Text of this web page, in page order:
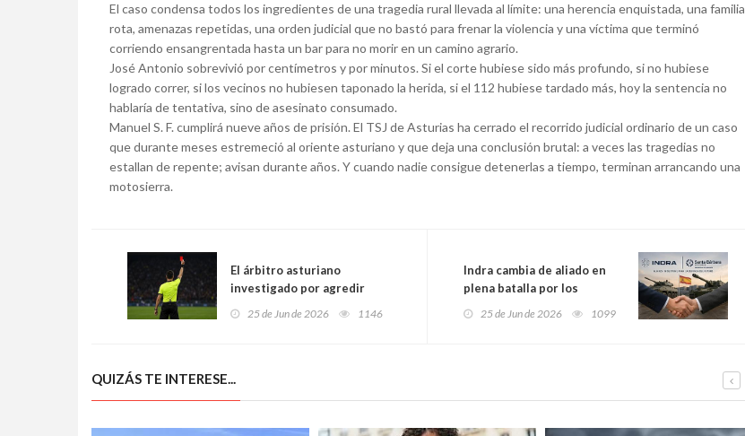
El caso condensa todos los ingredientes de una tragedia rural llevada al límite: una herencia enquistada, una familia
rota, amenazas repetidas, una orden judicial que no bastó para frenar la violencia y una víctima que terminó
corriendo ensangrentada hasta un bar para no morir en un camino agrario.
José Antonio sobrevivió por centímetros y por minutos. Si el corte hubiese sido más profundo, si no hubiese
logrado correr, si los vecinos no hubiesen taponado la herida, si el 112 hubiese tardado más, hoy la sentencia no
hablaría de tentativa, sino de asesinato consumado.
Manuel S. F. cumplirá nueve años de prisión. El TSJ de Asturias ha cerrado el recorrido judicial ordinario de un caso
que durante meses estremeció al oriente asturiano y que deja una conclusión brutal: a veces las tragedias no
estallan de repente; avisan durante años. Y cuando nadie consigue detenerlas a tiempo, terminan arrancando una
motosierra.
El árbitro asturiano
investigado por agredir
sexualmente a una mujer
25 de Jun de 2026 1146
Indra cambia de aliado en
plena batalla por los
tanques: aparca a Escribano
25 de Jun de 2026 1099
QUIZÁS TE INTERESE...